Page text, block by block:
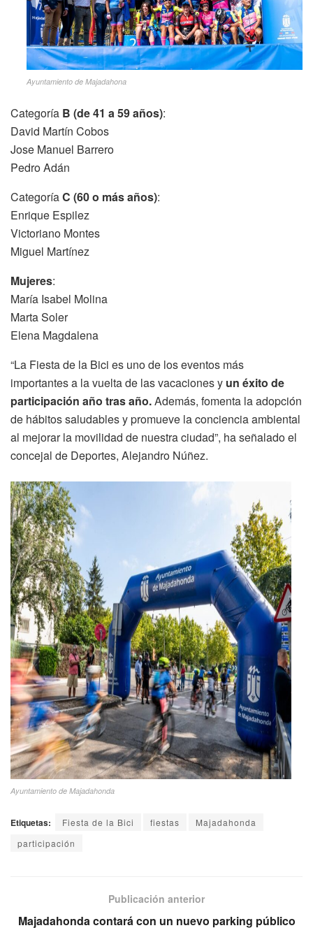
Ayuntamiento de Majadahona
Categoría B (de 41 a 59 años):
David Martín Cobos
Jose Manuel Barrero
Pedro Adán
CategoríaC (60 o más años):
Enrique Espilez
Victoriano Montes
Miguel Martínez
Mujeres:
María Isabel Molina
Marta Soler
Elena Magdalena
“La Fiesta de la Bici es uno de los eventos más
importantes a la vuelta de las vacaciones y un éxito de
participación año tras año.Además, fomenta la adopción
de hábitos saludables y promueve la conciencia ambiental
al mejorar la movilidad de nuestra ciudad”, ha señalado el
concejal de Deportes, Alejandro Núñez.
Ayuntamiento de Majadahonda
Etiquetas: Fiesta de la Bici fiestas
Majadahonda
participación
Publicación anterior
Majadahonda contará con un nuevo parking público